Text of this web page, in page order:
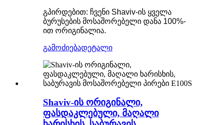
გპირდებით: ჩვენი Shaviv-ის ყველა
ბურუსების მოსაშორებელი დანა 100%-
ით ორიგინალია.
გამოძიებადეტალი
Shaviv-ის ორიგინალი,
ფასდაკლებული, მაღალი